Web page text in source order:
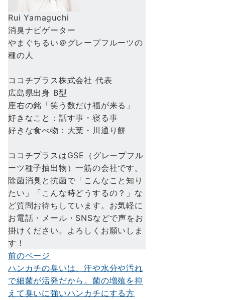
Rui Yamaguchi
消臭ナビゲーター
やまぐちるい＠グレープフルーツの
種の人
ココチプラス株式会社 代表
広島県出身 B型
座右の銘「笑う数だけ福が来る」
好きなこと：話す事・寝る事
好きな食べ物：大葉・川通り餅
ココチプラスはGSE（グレープフル
ーツ種子抽出物）一筋の会社です。
除菌消臭と抗菌で「こんなこと知り
たい」「こんな時どうするの？」な
ど質問お待ちしています。お気軽に
お電話・メール・SNSなどで声をお
掛けください。よろしくお願いしま
す！
投
稿
ナ
前のページ
ハンカチの臭いは、汗や水分や汚れ
で細菌が活発だから。菌の増殖を抑
えて臭いに強いハンカチにする方